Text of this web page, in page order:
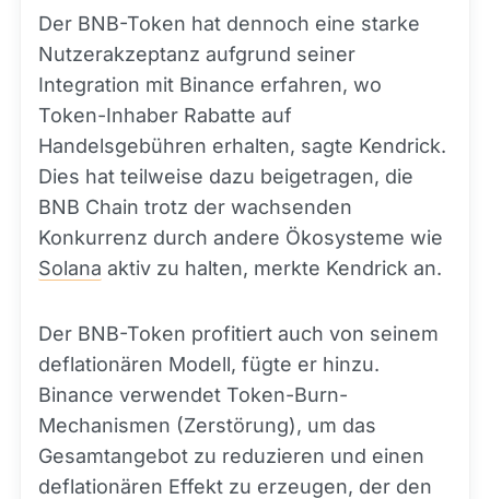
Der BNB-Token hat dennoch eine starke
Nutzerakzeptanz aufgrund seiner
Integration mit Binance erfahren, wo
Token-Inhaber Rabatte auf
Handelsgebühren erhalten, sagte Kendrick.
Dies hat teilweise dazu beigetragen, die
BNB Chain trotz der wachsenden
Konkurrenz durch andere Ökosysteme wie
Solana aktiv zu halten, merkte Kendrick an.
Der BNB-Token profitiert auch von seinem
deflationären Modell, fügte er hinzu.
Binance verwendet Token-Burn-
Mechanismen (Zerstörung), um das
Gesamtangebot zu reduzieren und einen
deflationären Effekt zu erzeugen, der den